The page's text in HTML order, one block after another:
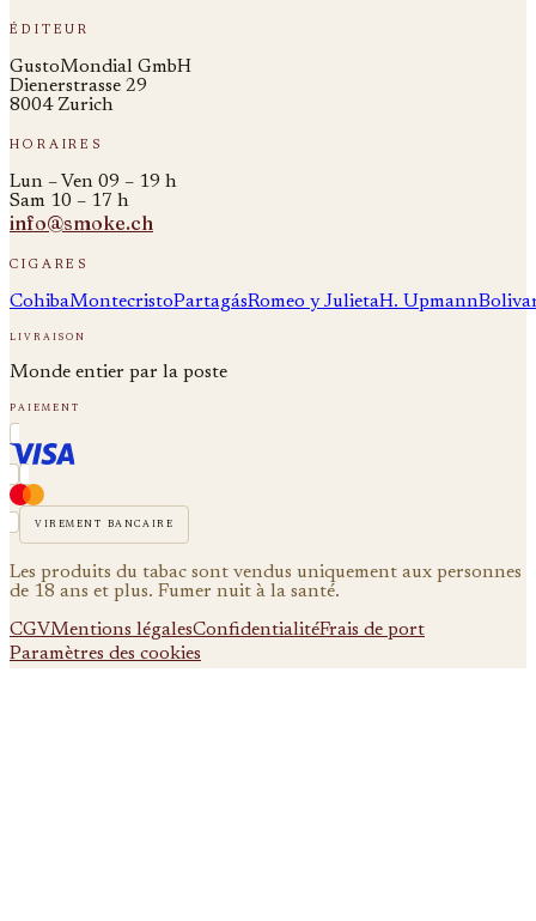
éditeur
GustoMondial GmbH
Dienerstrasse 29
8004 Zurich
horaires
Lun – Ven 09 – 19 h
Sam 10 – 17 h
info@smoke.ch
cigares
CohibaMontecristoPartagásRomeo y JulietaH. Upmann
livraison
Monde entier par la poste
paiement
virement bancaire
Les produits du tabac sont vendus uniquement aux personnes
de 18 ans et plus. Fumer nuit à la santé.
CGVMentions légalesConfidentialitéFrais de port
Paramètres des cookies